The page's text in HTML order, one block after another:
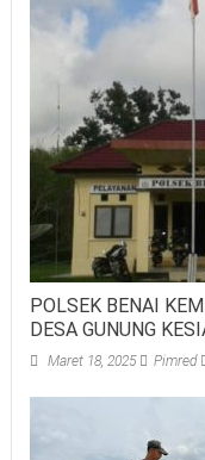
POLSEK BENAI
DESA GUNUNG
Maret 18, 2025 Pimred